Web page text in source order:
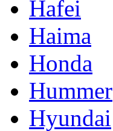
Hafei
Haima
Honda
Hummer
Hyundai